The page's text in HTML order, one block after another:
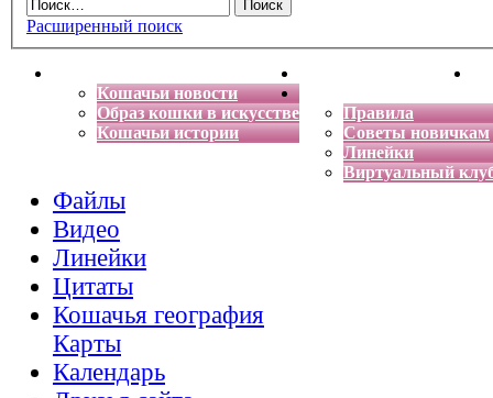
Расширенный поиск
Кошачьи новости
Образ кошки в искусстве
Кошачьи истории
Энциклопедия кошек
Правила
Советы новичкам
Линейки
Виртуальный
Файлы
Видео
Линейки
Цитаты
Кошачья география
Карты
Календарь